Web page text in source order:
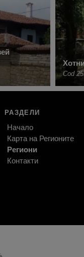
Cod
РАЗДЕЛИ
Начало
Карта на Регионите
Региони
Контакти